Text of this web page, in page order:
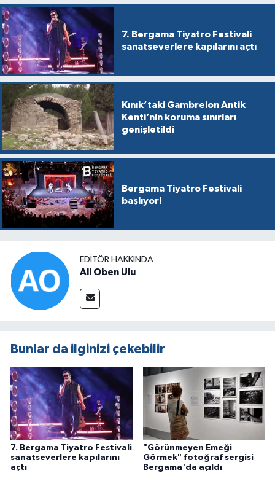
7. Bergama Tiyatro Festivali
sanatseverlere kapılarını açtı
Kınık’taki Gambreion Antik
Kenti’nin koruma sınırları
genişletildi
Bergama Tiyatro Festivali
başlıyor!
EDITÖR HAKKINDA
Ali Oben Ulu
Bunlar da ilginizi çekebilir
7. Bergama Tiyatro Festivali
sanatseverlere kapılarını
açtı
"Görünmeyen Emeği
Görmek" fotoğraf sergisi
Bergama'da açıldı